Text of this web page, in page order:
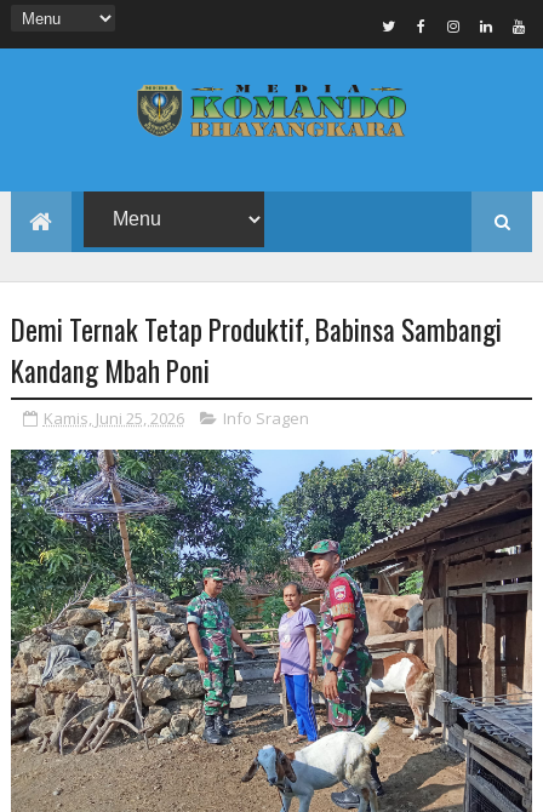
Demi Ternak Tetap Produktif, Babinsa Sambangi
Kandang Mbah Poni
Kamis, Juni 25, 2026 Info Sragen